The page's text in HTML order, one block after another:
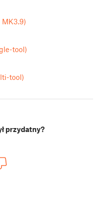
tool)
tool)
przydatny?